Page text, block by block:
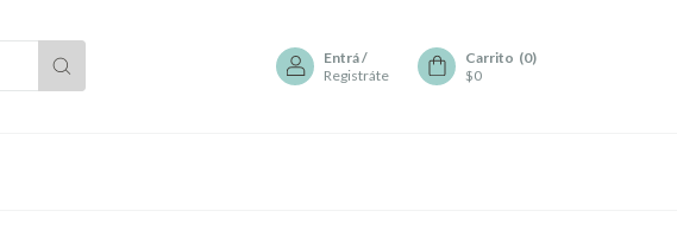
Entrá/
Registráte
Carrito (0)
$0